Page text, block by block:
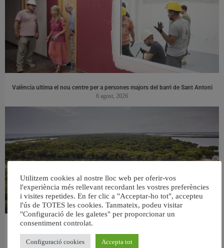
València ultima el nou centre per a persones majors del barri de Sant Antoni
6 agost, 2026
6 agost, 2026
Utilitzem cookies al nostre lloc web per oferir-vos
l'experiència més rellevant recordant les vostres preferències
i visites repetides. En fer clic a "Acceptar-ho tot", accepteu
l'ús de TOTES les cookies. Tanmateix, podeu visitar
"Configuració de les galetes" per proporcionar un
consentiment controlat.
Configuració cookies Accepta tot